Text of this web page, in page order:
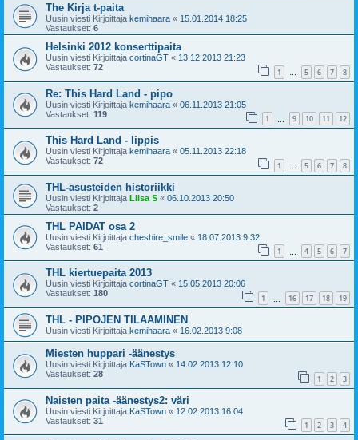
The Kirja t-paita
Uusin viesti Kirjoittaja kemihaara « 15.01.2014 18:25
Vastaukset: 6
Helsinki 2012 konserttipaita
Uusin viesti Kirjoittaja cortinaGT « 13.12.2013 21:23
Vastaukset: 72 1 … 5 6 7 8
Re: This Hard Land - pipo
Uusin viesti Kirjoittaja kemihaara « 06.11.2013 21:05
Vastaukset: 119 1 9 10 11 12
This Hard Land - lippis
Uusin viesti Kirjoittaja kemihaara « 05.11.2013 22:18
Vastaukset: 72 1 … 5 6 7 8
THL-asusteiden historiikki
Uusin viesti Kirjoittaja Liisa S « 06.10.2013 20:50
Vastaukset: 2
THL PAIDAT osa 2
Uusin viesti Kirjoittaja cheshire_smile « 18.07.2013 9:32
Vastaukset: 61 1 4 5 6 7
THL kiertuepaita 2013
Uusin viesti Kirjoittaja cortinaGT « 15.05.2013 20:06
Vastaukset: 180 1 16 17 18 19
THL - PIPOJEN TILAAMINEN
Uusin viesti Kirjoittaja kemihaara « 16.02.2013 9:08
Miesten huppari -äänestys
Uusin viesti Kirjoittaja KaSTown « 14.02.2013 12:10
Vastaukset: 28 1 2 3
Naisten paita -äänestys2: väri
Uusin viesti Kirjoittaja KaSTown « 12.02.2013 16:04
Vastaukset: 31 1 2 3 4